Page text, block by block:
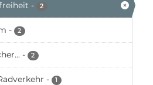
- 2
- 2
- 2
- 1